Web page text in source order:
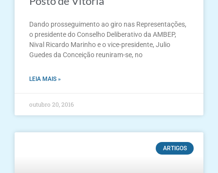
Dando prosseguimento ao giro nas Representações,
o presidente do Conselho Deliberativo da AMBEP,
Nival Ricardo Marinho e o vice-presidente, Julio
Guedes da Conceição reuniram-se, no
LEIA MAIS »
outubro 20, 2016
ARTIGOS